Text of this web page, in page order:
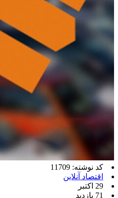
کد نوشته: 11709
اقتصاد آنلاین
29 اکتبر
71 بازدید